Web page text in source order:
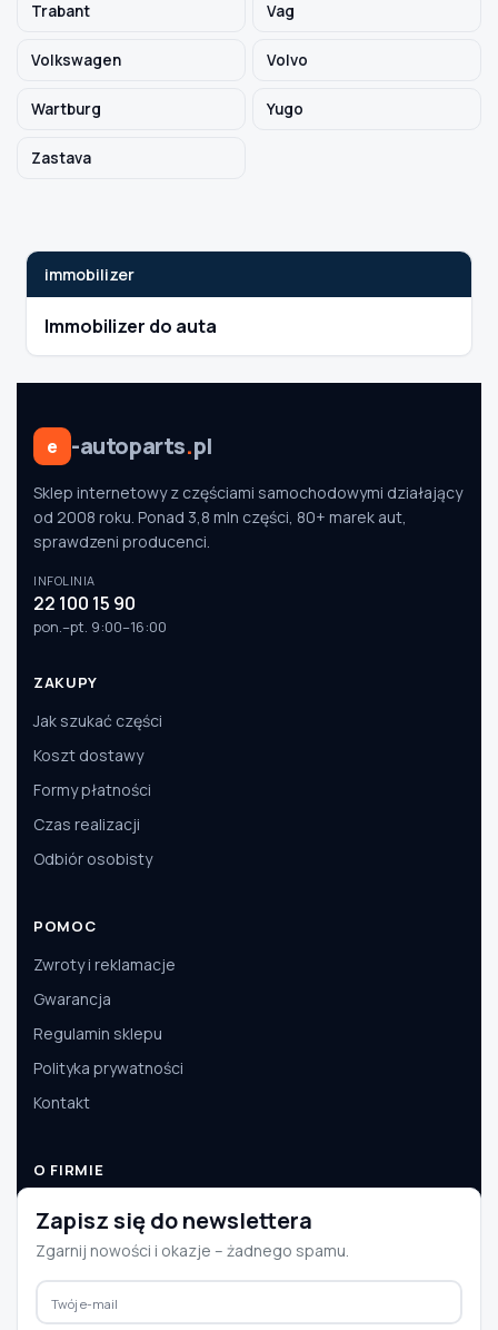
Trabant Vag
Volkswagen Volvo
Wartburg Yugo
Zastava
immobilizer
Immobilizer do auta
e -autoparts.pl
Sklep internetowy z częściami samochodowymi działający
od 2008 roku. Ponad 3,8 mln części, 80+ marek aut,
sprawdzeni producenci.
INFOLINIA
22 100 15 90
pon.–pt. 9:00–16:00
ZAKUPY
Jak szukać części
Koszt dostawy
Formy płatności
Czas realizacji
Odbiór osobisty
POMOC
Zwroty i reklamacje
Gwarancja
Regulamin sklepu
Polityka prywatności
Kontakt
O FIRMIE
O nas
Dane firmy
Aktualności
Współpraca B2B
Zapisz się do newslettera
Zgarnij nowości i okazje – żadnego spamu.